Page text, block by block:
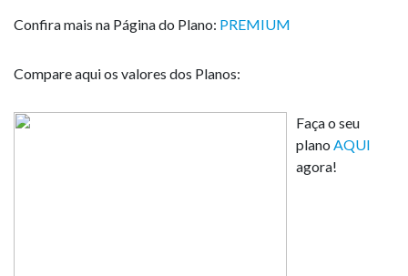
Confira mais na Página do Plano: PREMIUM
Compare aqui os valores dos Planos:
Faça o seu
plano AQUI
agora!